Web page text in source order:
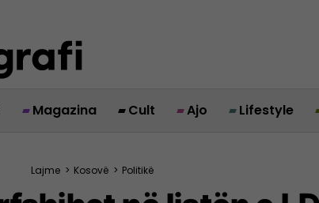
Magazina Cult Ajo Lifestyle
Lajme > Kosovë > Politikë